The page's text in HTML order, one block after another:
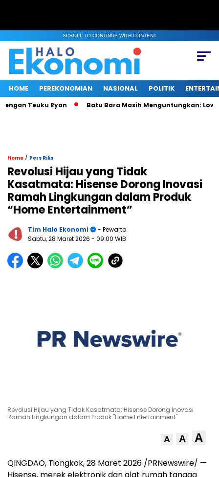
SCROLL TO CONTINUE WITH CONTENT
HOME PEREKONOMIAN NASIONAL POLITIK
Teuku Ryan Batu Bara Masih Menguntungkan: Low
Home / Pers Rilis
Revolusi Hijau yang Tidak
Kasatmata: Hisense Dorong Inovasi
Ramah Lingkungan dalam Produk
“Home Entertainment”
Tim Halo Ekonomi
- Pewarta
Sabtu, 28 Maret 2026 - 09:00 WIB
Revolusi Hijau yang Tidak Kasatmata: Hisense Dorong Inovasi
Ramah Lingkungan dalam Produk "Home Entertainment"
A A A
QINGDAO, Tiongkok, 28 Maret 2026 /PRNewswire/ —